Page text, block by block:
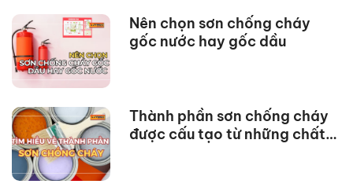
Nên chọn sơn chống cháy
gốc nước hay gốc dầu
Thành phần sơn chống cháy
được cấu tạo từ những chất